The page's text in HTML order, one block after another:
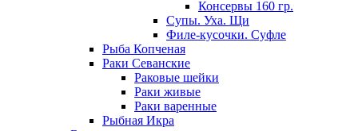
Консервы 160 гр.
Супы. Уха. Щи
Филе-кусочки. Суфле
Рыба Копченая
Раки Севанские
Раковые шейки
Раки живые
Раки варенные
Рыбная Икра